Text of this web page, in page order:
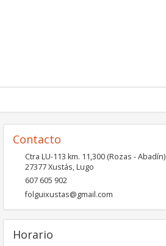
Contacto
Ctra LU-113 km. 11,300 (Rozas - Abadín)
27377Xustás,Lugo
607 605 902
folguixustas@gmail.com
Horario